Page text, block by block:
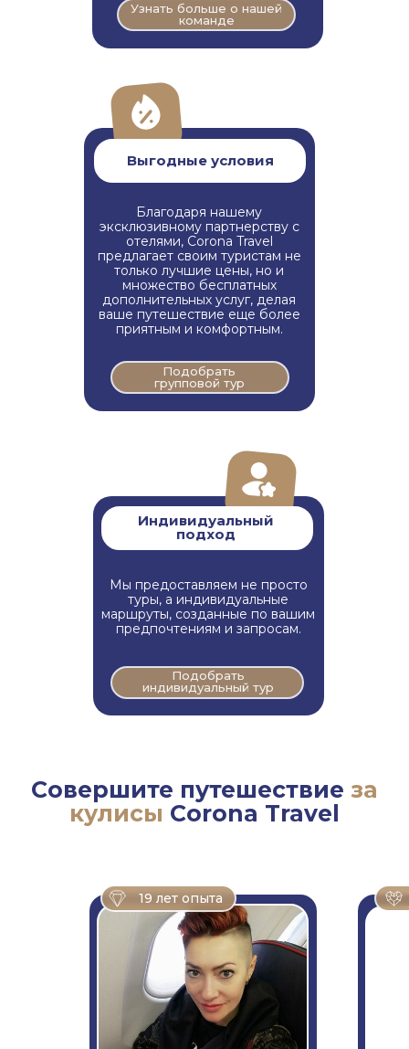
Узнать больше о нашей
команде
Благодаря нашему
эксклюзивному партнерству с
отелями, Corona Travel
предлагает своим туристам не
только лучшие цены, но и
множество бесплатных
дополнительных услуг, делая
ваше путешествие еще более
приятным и комфортным.
Подобрать
групповой тур
Выгодные условия
Мы предоставляем не просто
туры, а индивидуальные
маршруты, созданные по вашим
предпочтениям и запросам.
Подобрать
индивидуальный тур
Индивидуальный
подход
Совершите путешествие за
кулисы Corona Travel
19 лет опыта